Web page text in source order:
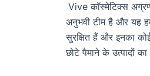
Vive कॉस्मेटिक्स
अनुभवी टीम है और यह
सुरक्षित हैं और इनका
छोटे पैमाने के उत्पादों